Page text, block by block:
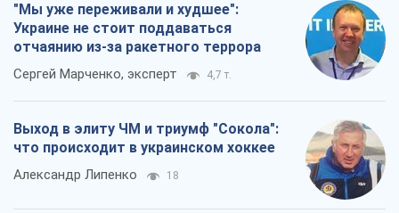
"Мы уже переживали и худшее":
Украине не стоит поддаваться
отчаянию из-за ракетного террора
Сергей Марченко, эксперт 4,7 т.
Выход в элиту ЧМ и триумф "Сокола":
что происходит в украинском хоккее
Александр Липенко 18